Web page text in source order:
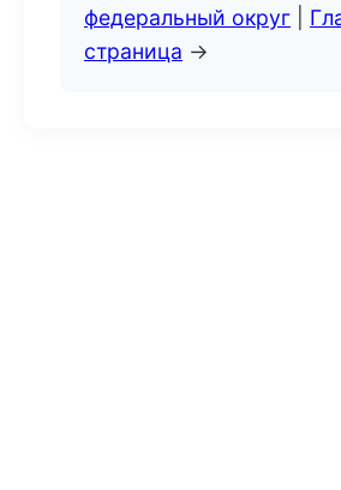
федеральный округ
страница →